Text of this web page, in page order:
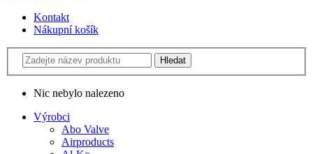
Kontakt
Nákupní košík
Nic nebylo nalezeno
Výrobci
Abo Valve
Airproducts